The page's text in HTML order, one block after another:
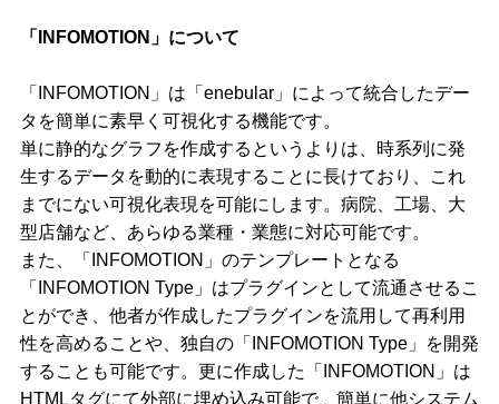
「INFOMOTION」について
「INFOMOTION」は「enebular」によって統合したデー
タを簡単に素早く可視化する機能です。
単に静的なグラフを作成するというよりは、時系列に発
生するデータを動的に表現することに長けており、これ
までにない可視化表現を可能にします。病院、工場、大
型店舗など、あらゆる業種・業態に対応可能です。
また、「INFOMOTION」のテンプレートとなる
「INFOMOTION Type」はプラグインとして流通させるこ
とができ、他者が作成したプラグインを流用して再利用
性を高めることや、独自の「INFOMOTION Type」を開発
することも可能です。更に作成した「INFOMOTION」は
HTMLタグにて外部に埋め込み可能で、簡単に他システム